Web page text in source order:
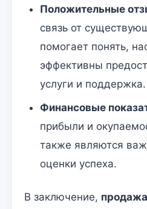
Положительные
связь от
помогает понять,
эффективны
услуги и поддержка.
Финансовые
прибыли и
также являются
оценки успеха.
В заключение,